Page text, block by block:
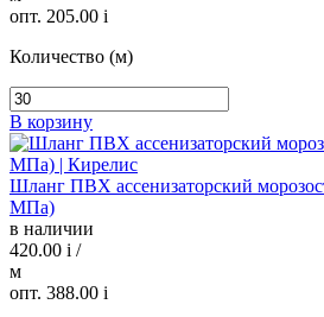
опт. 205.00 i
Количество (м)
В корзину
Шланг ПВХ ассенизаторский
МПа)
в наличии
420.00 i /
м
опт. 388.00 i